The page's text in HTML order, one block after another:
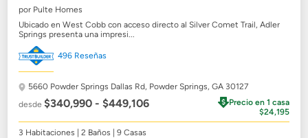
por Pulte Homes
Ubicado en West Cobb con acceso directo al Silver Comet Trail, Adler
Springs presenta una impresi...
496 Reseñas
5660 Powder Springs Dallas Rd, Powder Springs, GA 30127
desde$340,990 - $449,106
Precio en 1 casa
$24,195
3 Habitaciones | 2 Baños | 9 Casas